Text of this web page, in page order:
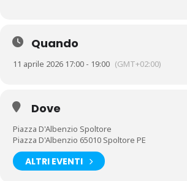
Quando
11 aprile 2026 17:00 - 19:00 (GMT+02:00)
Dove
Piazza D'Albenzio Spoltore
Piazza D'Albenzio 65010 Spoltore PE
ALTRI EVENTI